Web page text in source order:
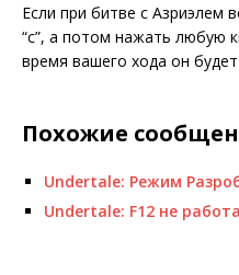
Если при битве с Азриэлем
“с”, а потом нажать любую
время вашего хода он
Похожие
Undertale: Режим
Undertale: F12 не